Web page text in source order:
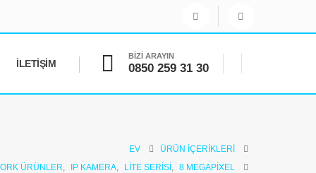
İLETIŞIM
BİZİ ARAYIN
0850 259 31 30
EV
ÜRÜN İÇERIKLERI
ÜRÜNLER IP KAMERA LITE SERISI
8 MEGAPIXEL